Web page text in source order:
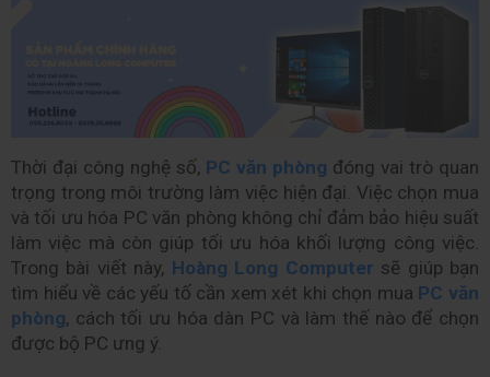
Thời đại công nghệ số, PC văn phòng đóng vai trò quan
trọng trong môi trường làm việc hiện đại. Việc chọn mua
và tối ưu hóa PC văn phòng không chỉ đảm bảo hiệu suất
làm việc mà còn giúp tối ưu hóa khối lượng công việc.
Trong bài viết này, Hoàng Long Computer sẽ giúp bạn
tìm hiểu về các yếu tố cần xem xét khi chọn mua PC văn
phòng, cách tối ưu hóa dàn PC và làm thế nào để chọn
được bộ PC ưng ý.